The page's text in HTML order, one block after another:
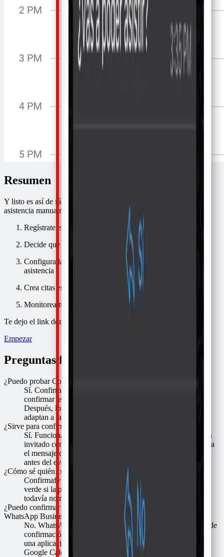
Resumen
Y listo es así de fácil, no perderás más tiempo confirmando
asistencia manualmente. Aquí te dejo el resumen:
Regístrate en
Decide que agenda usarás
Configura la plantilla del mensaje de confirmación de
asistencia
Crea citas en tu agenda
Monitorea tu agenda
Te dejo el link donde empezar:
Empezar
Preguntas frecuentes
¿Puedo probar Confirmafy gratis?
Sí. Confirmafy tiene 7 días de prueba gratis sin tarjeta para
confirmar asistencia por WhatsApp automáticamente.
Después, los planes empiezan en $12 USD al mes y se
adaptan a la cantidad de citas que confirmas.
¿Sirve para confirmar asistencia a eventos?
Sí. Funciona para citas, reuniones y eventos: agregas a cada
invitado con su número de WhatsApp y Confirmafy le envía
el mensaje de confirmación de asistencia automáticamente
antes del evento.
¿Cómo sé quién confirmó su asistencia?
Confirmafy marca cada cita en tu calendario con un color:
verde si la persona confirmó, rojo si canceló y amarillo si
todavía no responde. Así ves de un vistazo quién asistirá.
¿Puedo confirmar asistencia automáticamente desde WhatsApp o
WhatsApp Business?
No. WhatsApp y WhatsApp Business no envían mensajes de
confirmación automáticos por cada cita o evento. Necesitas
una aplicación como Confirmafy conectada a tu agenda o a
Google Calendar.